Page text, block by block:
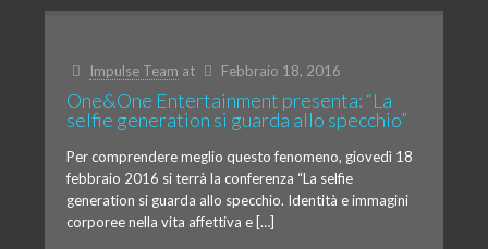
Impulse Team at Febbraio 18, 2016
One&One Entertainment presenta: “La
selfie generation si guarda allo specchio”
Per comprendere meglio questo fenomeno, giovedì 18
febbraio 2016 si terrà la conferenza “La selfie
generation si guarda allo specchio. Identità e immagini
corporee nella vita affettiva e […]